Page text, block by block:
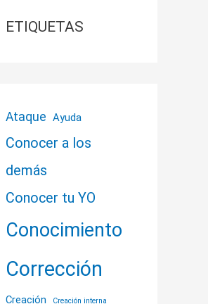
ETIQUETAS
Ataque Ayuda
Conocer a los
demás
Conocer tu YO
Conocimiento
Corrección
Creación Creación interna